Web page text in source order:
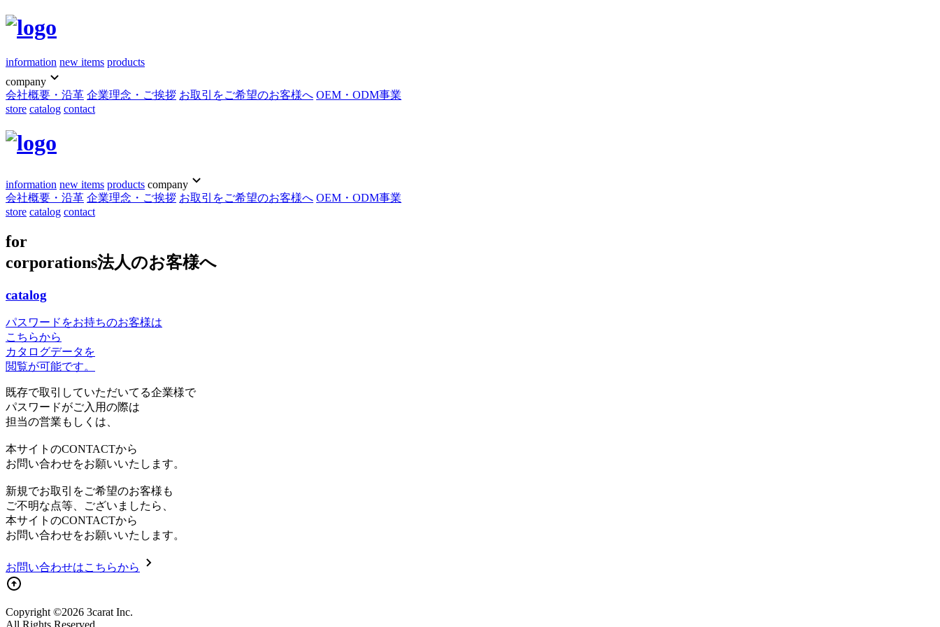
information new items products
company
会社概要・沿革 企業理念・ご挨拶 お取引をご希望のお客様へ OEM・ODM事業
store catalog contact
information new items products company
会社概要・沿革 企業理念・ご挨拶 お取引をご希望のお客様へ OEM・ODM事業
store catalog contact
for
corporations法人のお客様へ
catalog
パスワードをお持ちのお客様は
こちらから
カタログデータを
閲覧が可能です。
既存で取引していただいてる企業様で
パスワードがご入用の際は
担当の営業もしくは、
本サイトのCONTACTから
お問い合わせをお願いいたします。
新規でお取引をご希望のお客様も
ご不明な点等、ございましたら、
本サイトのCONTACTから
お問い合わせをお願いいたします。
お問い合わせはこちらから
Copyright ©2026 3carat Inc.